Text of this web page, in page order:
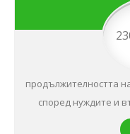
продължителността
според нуждите и